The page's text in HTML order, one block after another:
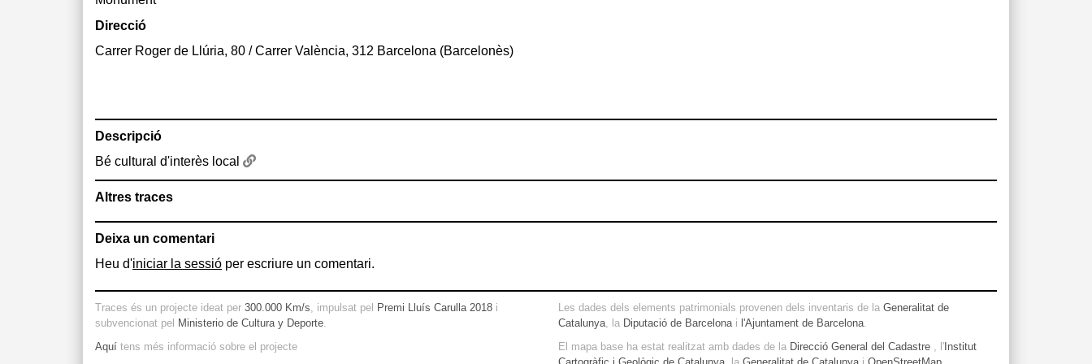
Direcció
Carrer Roger de Llúria, 80 / Carrer València, 312 Barcelona (Barcelonès)
Descripció
Bé cultural d'interès local
Altres traces
Deixa un comentari
Heu d'iniciar la sessió per escriure un comentari.
Traces és un projecte ideat per 300.000 Km/s, impulsat pel Premi Lluís Carulla 2018 i
subvencionat pel Ministerio de Cultura y Deporte.
Aquí tens més informació sobre el projecte
Les dades dels elements patrimonials provenen dels inventaris de la Generalitat de
Catalunya, la Diputació de Barcelonai l'Ajuntament de Barcelona.
El mapa base ha estat realitzat amb dades de la Direcció General del Cadastre , l' Institut